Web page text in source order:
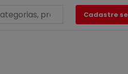
Cadastre